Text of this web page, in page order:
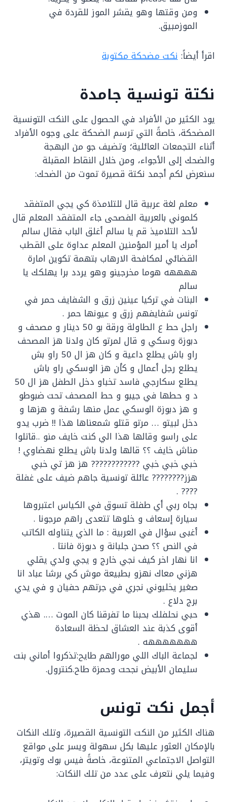
ومن وقتها وهو يقشر الموز للقردة في
الموزمبيق.
اقرأ أيضاً: نكت مضحكة مكتوبة
نكتة تونسية جامدة
يود الكثير من الأفراد في الحصول على النكت التونسية
المضحكة، خاصةً التي ترسم الضحكة على وجوه الأفراد
أثناء التجمعات العائلية؛ وتضيف جو من البهجة
والضحك إلى الأجواء، ومن خلال النقاط المقبلة
سنعرض لكم أجمد نكتة قصيرة تموت من الضحك:
معلم لغة عربية قال للتلامذة كي يجي المتفقد
كلموني بالعربية الفصحى جاء المتفقد المعلم قال
لأحد التلاميذ قم يا سالم أغلق الباب فقال سالم
أمرك يا أمير المؤمنين المعلم عداوة على القطب
القضائي لمكافحة الارهاب بتهمة تكوين امارة
ههههه هوما مخرجينو وهو يردد برا يهلكك يا
سالم
البنات في تركيا عينين زرق و الشفايف حمر في
تونس شفايفهم زرق و عيونها حمر .
راجل حط ع الطاولة ورقة بو 50 دينار و مصحف و
دبوزة وسكي و قال لمرتو كان ولدنا هز المصحف
راو باش يطلع داعية و كان هز ال 50 راو بش
يطلع رجل أعمال و كأن هز الوسكي راو باش
يطلع سكارجي فاسد تخباو دخل الطفل هز ال 50
د و حطها في جيبو و حط المصحف تحت ضبوطو
و هز دبوزة الوسكي عمل منها رشفة و هزها و
دخل لبيتو … مرتو قتلو شمعناها هذا !! ضرب يدو
على راسو وقالها هذا الي كنت خايف منو ..قاتلوا
مناش خايف ؟؟ قالها ولدنا باش يطلع نهضاوي !
خبي خبي خبي ???????????? هز هز تي خبي
هزز???????? عائلة تونسية جاهم ضيف على غفلة
???? .
بجاه ربي أي طفلة تسوق في الكياس اعتبروها
سيارة إسعاف و خلوها تتعدى راهم مرجونا .
أغبى سؤال في العربية : ما الذي يتناوله الكاتب
في النص ؟؟ صحن جلبانة و دبوزة فانتا .
انا نهار اخر كيف نجي خارج و يجي ولدي يقلي
هزني معاك نهزو بطبيعة موش كي برشا عباد انا
صغير يخليوني نجري في جرتهم حفيان و في يدي
برج دلاع .
حبي نحلفلك بحبنا ما تفرقنا كان الموت …. هذي
أقوى كذبة عند العشاق لحظة السعادة
هههههههه .
لجماعة الباك اللي مورالهم طايح:تذكروا أماني بنت
سليمان الأبيض نجحت وحمزة طاح.كنترول.
أجمل نكت تونس
هناك الكثير من النكت التونسية القصيرة، وتلك النكات
بالإمكان العثور عليها بكل سهولة ويسر على مواقع
التواصل الاجتماعي المتنوعة، خاصةً فيس بوك وتويتر،
وفيما يلي نتعرف على عدد من تلك النكات: